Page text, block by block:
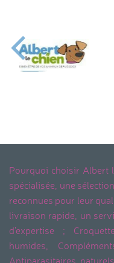
Pourquoi choisir Albert
spécialisée, une
reconnues pour leur
livraison rapide, un
d'expertise ;
humides,